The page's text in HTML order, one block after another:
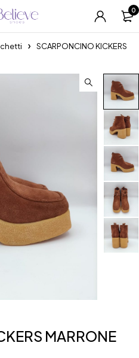
0
SCARPONCINO KICKERS
MARRONE